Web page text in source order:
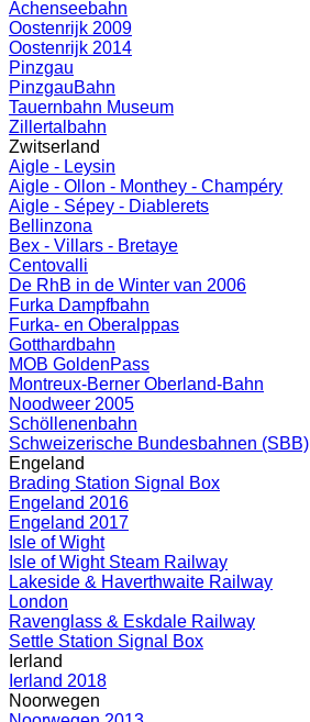
Achenseebahn
Oostenrijk 2009
Oostenrijk 2014
Pinzgau
PinzgauBahn
Tauernbahn Museum
Zillertalbahn
Zwitserland
Aigle - Leysin
Aigle - Ollon - Monthey - Champéry
Aigle - Sépey - Diablerets
Bellinzona
Bex - Villars - Bretaye
Centovalli
De RhB in de Winter van 2006
Furka Dampfbahn
Furka- en Oberalppas
Gotthardbahn
MOB GoldenPass
Montreux-Berner Oberland-Bahn
Noodweer 2005
Schöllenenbahn
Schweizerische Bundesbahnen (SBB)
Engeland
Brading Station Signal Box
Engeland 2016
Engeland 2017
Isle of Wight
Isle of Wight Steam Railway
Lakeside & Haverthwaite Railway
London
Ravenglass & Eskdale Railway
Settle Station Signal Box
Ierland
Ierland 2018
Noorwegen